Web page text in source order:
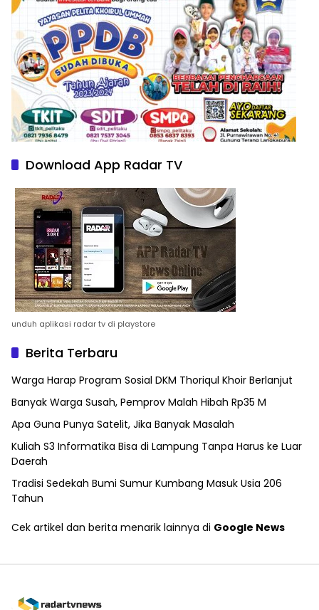
Download App Radar TV
unduh aplikasi radar tv di playstore
Berita Terbaru
Warga Harap Program Sosial DKM Thoriqul Khoir Berlanjut
Banyak Warga Susah, Pemprov Malah Hibah Rp35 M
Apa Guna Punya Satelit, Jika Banyak Masalah
Kuliah S3 Informatika Bisa di Lampung Tanpa Harus ke Luar
Daerah
Tradisi Sedekah Bumi Sumur Kumbang Masuk Usia 206
Tahun
Cek artikel dan berita menarik lainnya di Google News